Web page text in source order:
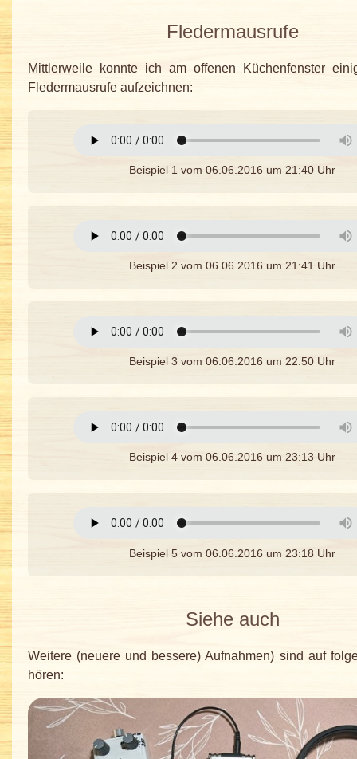
Fledermausrufe
Mittlerweile konnte ich am offenen Küchenfenster
Fledermausrufe aufzeichnen:
Beispiel 1 vom 06.06.2016 um 21:40 Uhr
Beispiel 2 vom 06.06.2016 um 21:41 Uhr
Beispiel 3 vom 06.06.2016 um 22:50 Uhr
Beispiel 4 vom 06.06.2016 um 23:13 Uhr
Beispiel 5 vom 06.06.2016 um 23:18 Uhr
Siehe auch
Weitere (neuere und bessere) Aufnahmen) sind auf
hören: